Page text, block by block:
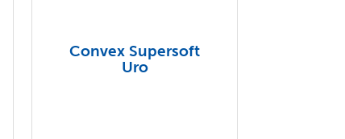
Convex Supersoft
Uro